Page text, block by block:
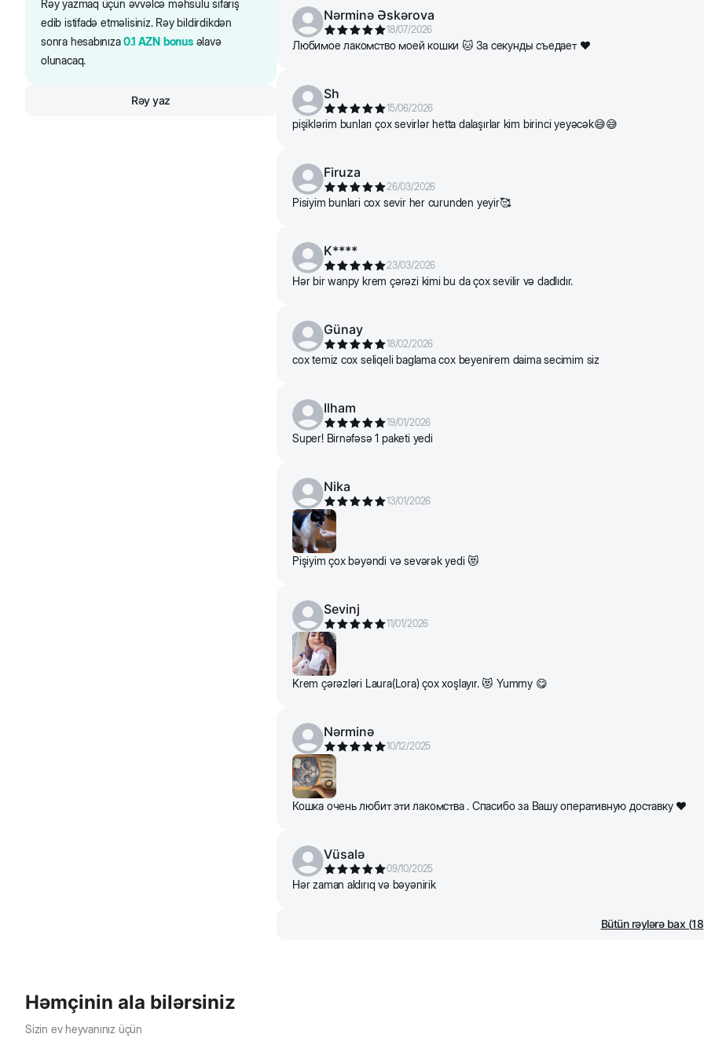
Rəy yazmaq üçün əvvəlcə məhsulu sifariş
edib istifadə etməlisiniz. Rəy bildirdikdən
sonra hesabınıza0.1 AZN bonusəlavə
olunacaq.
Rəy yaz
Nərminə Əskərova
18/07/2026
Любимое лакомство моей кошки 🐱 За секунды съедает ❤️
Sh
15/06/2026
pişiklərim bunları çox sevirlər hetta dalaşırlar kim birinci yeyəcək😅😅
Firuza
26/03/2026
Pisiyim bunlari cox sevir her curunden yeyir🥰
K****
23/03/2026
Hər bir wanpy krem çərəzi kimi bu da çox sevilir və dadlıdır.
Günay
18/02/2026
cox temiz cox seliqeli baglama cox beyenirem daima secimim siz
Ilham
19/01/2026
Super! Birnəfəsə 1 paketi yedi
Nika
13/01/2026
Pişiyim çox bəyəndi və sevərək yedi 😻
Sevinj
11/01/2026
Krem çərəzləri Laura(Lora) çox xoşlayır. 😻 Yummy 😋
Nərminə
10/12/2025
Кошка очень любит эти лакомства . Спасибо за Вашу оперативную доставку ❤️
Vüsalə
09/10/2025
Hər zaman aldırıq və bəyənirik
Bütün rəylərə bax (18
Həmçinin ala bilərsiniz
Sizin ev heyvanınız üçün